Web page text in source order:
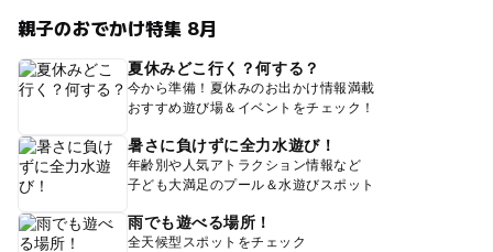
親子のおでかけ特集 8月
夏休みどこ行く？何する？
今から準備！夏休みのお出かけ情報満載
おすすめ遊び場＆イベントをチェック！
暑さに負けずに全力水遊び！
年齢別や人気アトラクション情報など
子ども大満足のプール＆水遊びスポット
雨でも遊べる場所！
全天候型スポットをチェック